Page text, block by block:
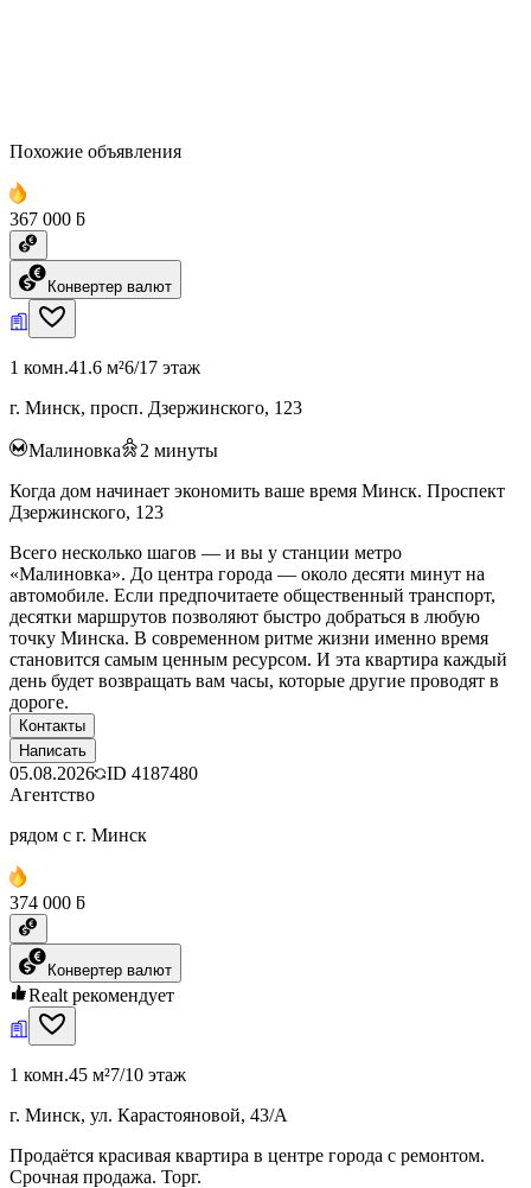
Похожие объявления
367 000 ƃ
Конвертер валют
1 комн.41.6 м²6/17 этаж
г. Минск, просп. Дзержинского, 123
Малиновка 2 минуты
Когда дом начинает экономить ваше время Минск. Проспект
Дзержинского, 123
Всего несколько шагов — и вы у станции метро
«Малиновка». До центра города — около десяти минут на
автомобиле. Если предпочитаете общественный транспорт,
десятки маршрутов позволяют быстро добраться в любую
точку Минска. В современном ритме жизни именно время
становится самым ценным ресурсом. И эта квартира каждый
день будет возвращать вам часы, которые другие проводят в
дороге.
Контакты
Написать
05.08.2026 ID 4187480
Агентство
рядом с г. Минск
374 000 ƃ
Конвертер валют
Realt рекомендует
1 комн.45 м²7/10 этаж
г. Минск, ул. Карастояновой, 43/А
Продаётся красивая квартира в центре города с ремонтом.
Срочная продажа. Торг.